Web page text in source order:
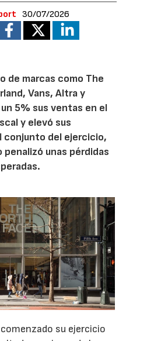
30/07/2026
de marcas como The
Vans, Altra y
5% sus ventas en el
y elevó sus
conjunto del ejercicio,
penalizó unas pérdidas
su ejercicio